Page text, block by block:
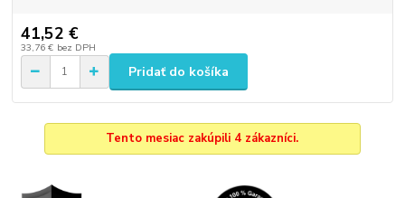
41,52 €
33,76 € bez DPH
Pridať do košíka
Tento mesiac zakúpili 4 zákazníci.